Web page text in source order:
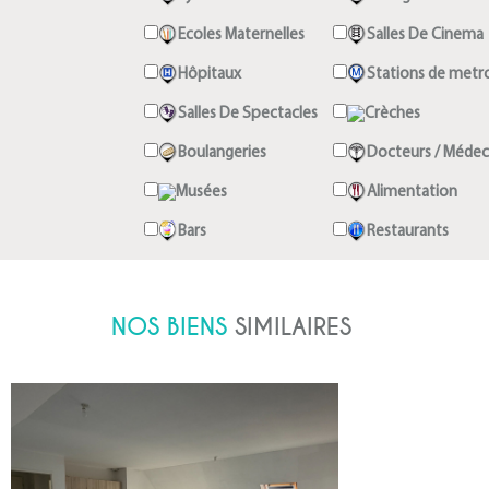
Ecoles Maternelles Salles De Cinema
Hôpitaux Stations de
Salles De Spectacles Crèches
Boulangeries Docteurs /
Musées Alimentation
Bars Restaurants
NOS BIENS SIMILAIRES